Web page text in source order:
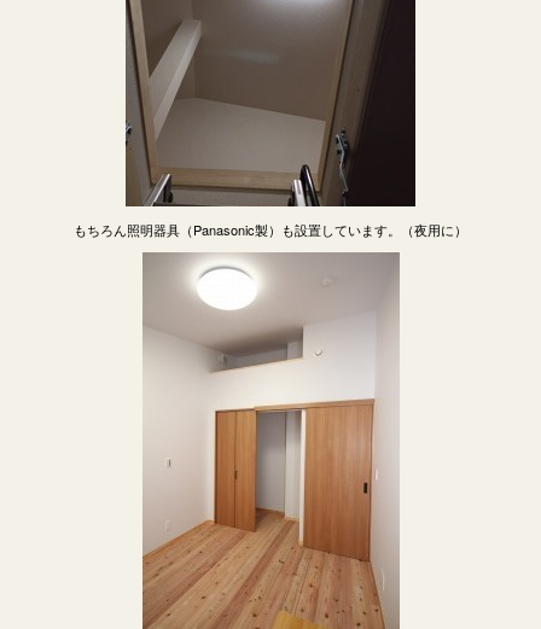
もちろん照明器具（Panasonic製）も設置しています。（夜用に）